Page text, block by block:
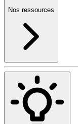
Nos ressources